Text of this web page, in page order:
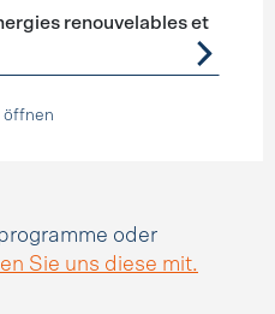
renouvelables et
öffnen
oder
Sie uns diese mit.